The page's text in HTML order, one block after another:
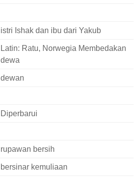
istri Ishak dan ibu dari Yakub
Latin: Ratu, Norwegia Membedakan
dewa
dewan
Diperbarui
rupawan bersih
bersinar kemuliaan